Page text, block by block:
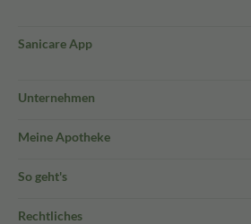
Sanicare App
Unternehmen
Meine Apotheke
So geht's
Rechtliches